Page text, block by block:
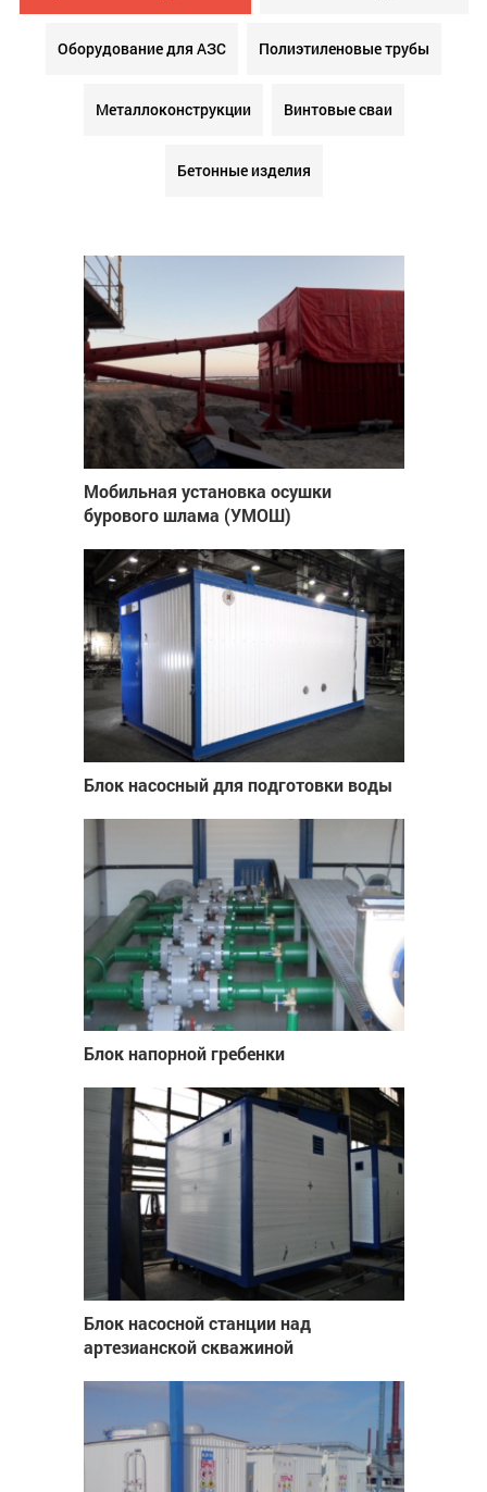
Оборудование для АЗС Полиэтиленовые трубы
Металлоконструкции Винтовые сваи
Бетонные изделия
Мобильная установка осушки
бурового шлама (УМОШ)
Блок насосный для подготовки воды
Блок напорной гребенки
Блок насосной станции над
артезианской скважиной